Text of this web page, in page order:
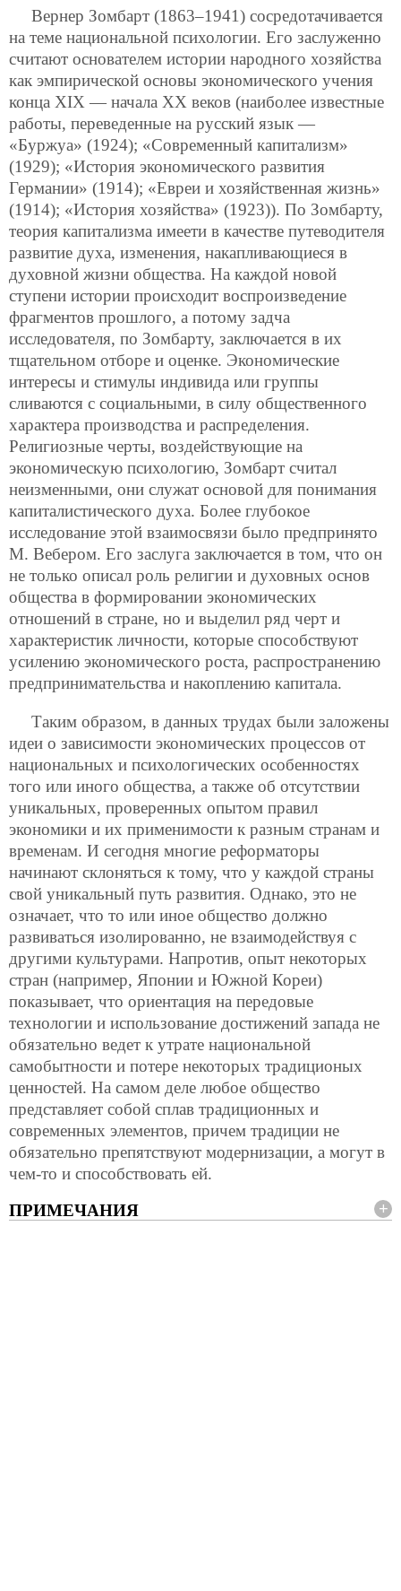
Вернер Зомбарт (1863–1941) сосредотачивается
на теме национальной психологии. Его заслуженно
считают основателем истории народного хозяйства
как эмпирической основы экономического учения
конца XIX — начала XX веков (наиболее известные
работы, переведенные на русский язык —
«Буржуа» (1924); «Современный капитализм»
(1929); «История экономического развития
Германии» (1914); «Евреи и хозяйственная жизнь»
(1914); «История хозяйства» (1923)). По Зомбарту,
теория капитализма имеети в качестве путеводителя
развитие духа, изменения, накапливающиеся в
духовной жизни общества. На каждой новой
ступени истории происходит воспроизведение
фрагментов прошлого, а потому задча
исследователя, по Зомбарту, заключается в их
тщательном отборе и оценке. Экономические
интересы и стимулы индивида или группы
сливаются с социальными, в силу общественного
характера производства и распределения.
Религиозные черты, воздействующие на
экономическую психологию, Зомбарт считал
неизменными, они служат основой для понимания
капиталистического духа. Более глубокое
исследование этой взаимосвязи было предпринято
М. Вебером. Его заслуга заключается в том, что он
не только описал роль религии и духовных основ
общества в формировании экономических
отношений в стране, но и выделил ряд черт и
характеристик личности, которые способствуют
усилению экономического роста, распространению
предпринимательства и накоплению капитала.
Таким образом, в данных трудах были заложены
идеи о зависимости экономических процессов от
национальных и психологических особенностях
того или иного общества, а также об отсутствии
уникальных, проверенных опытом правил
экономики и их применимости к разным странам и
временам. И сегодня многие реформаторы
начинают склоняться к тому, что у каждой страны
свой уникальный путь развития. Однако, это не
означает, что то или иное общество должно
развиваться изолированно, не взаимодействуя с
другими культурами. Напротив, опыт некоторых
стран (например, Японии и Южной Кореи)
показывает, что ориентация на передовые
технологии и использование достижений запада не
обязательно ведет к утрате национальной
самобытности и потере некоторых традиционых
ценностей. На самом деле любое общество
представляет собой сплав традиционных и
современных элементов, причем традиции не
обязательно препятствуют модернизации, а могут в
чем-то и способствовать ей.
ПРИМЕЧАНИЯ